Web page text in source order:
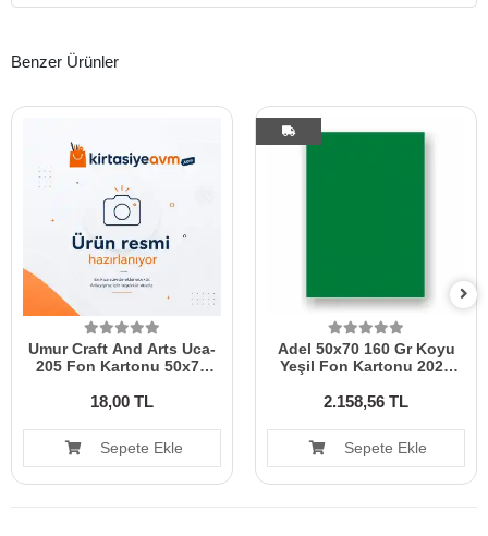
Benzer Ürünler
Umur Craft And Arts Uca-
205 Fon Kartonu 50x70
18,00 TL
Sepete Ekle
Adel 50x70 160 Gr Koyu
Yeşil Fon Kartonu 2023
2.158,56 TL
Sepete Ekle